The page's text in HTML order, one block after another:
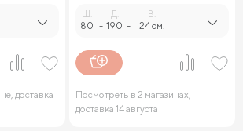
доставка
Ш.
80 -
Д.
190 -
В.
24 см.
Посмотреть в 2 магазинах,
доставка 14 августа